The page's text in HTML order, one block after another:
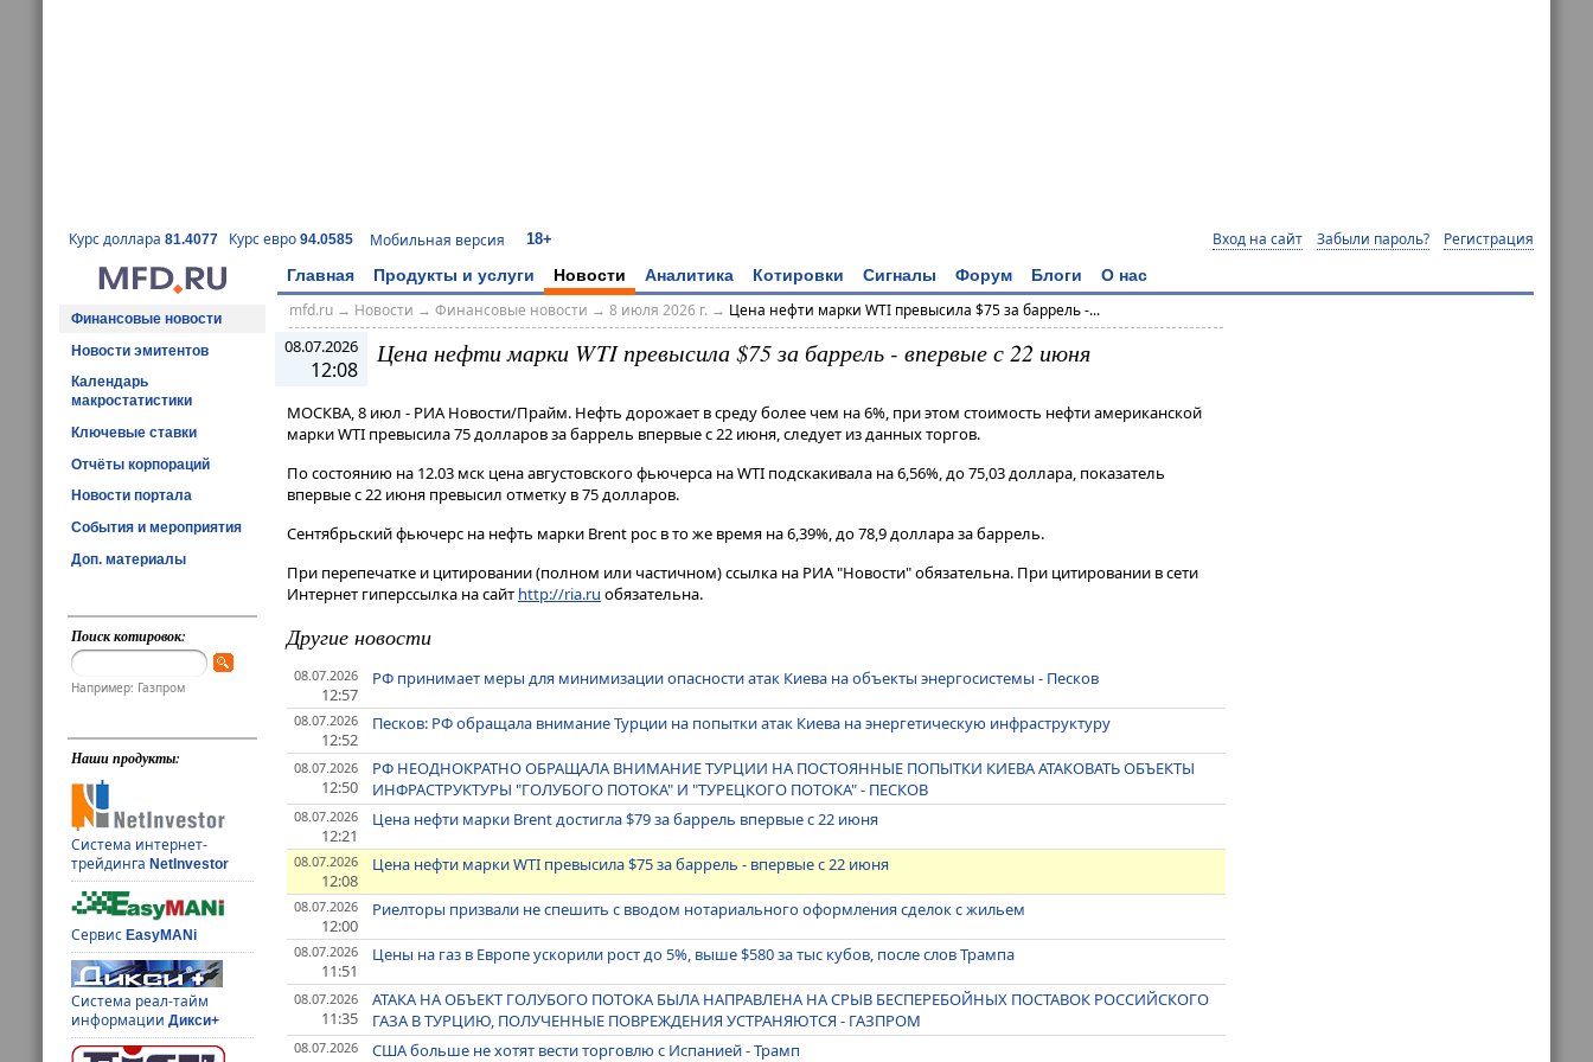
Курс доллара 81.4077 Курс евро 94.0585 Мобильная версия 18+ Вход на сайт Забыли пароль? Регистрация
Главная Продукты и услуги Новости Аналитика Котировки Сигналы Форум Блоги О нас
Финансовые новости
Новости эмитентов
Календарь
макростатистики
Ключевые ставки
Отчёты корпораций
Новости портала
События и мероприятия
Доп. материалы
Поиск котировок:
Например: Газпром
Наши продукты:
Система интернет-
трейдингаNetInvestor
СервисEasyMANi
Система реал-тайм
информацииДикси+
mfd.ru→ Новости → Финансовые новости → 8 июля 2026 г. → Цена нефти марки WTI превысила $75 за баррель -...
08.07.2026
12:08
Цена нефти марки WTI превысила $75 за баррель - впервые с 22 июня
МОСКВА, 8 июл - РИА Новости/Прайм. Нефть дорожает в среду более чем на 6%, при этом стоимость нефти американской
марки WTI превысила 75 долларов за баррель впервые с 22 июня, следует из данных торгов.
По состоянию на 12​​​.03 мск цена августовского фьючерса на WTI подскакивала на 6,56%, до 75,03 доллара, показатель
впервые с 22 июня превысил отметку в 75 долларов.
Сентябрьский фьючерс на нефть марки Brent рос в то же время на 6,39%, до 78,9 доллара за баррель.
При перепечатке и цитировании (полном или частичном) ссылка на РИА "Новости" обязательна. При цитировании в сети
Интернет гиперссылка на сайт http://ria.ru обязательна.
Другие новости
08.07.2026
12:57
РФ принимает меры для минимизации опасности атак Киева на объекты энергосистемы - Песков
08.07.2026
12:52
Песков: РФ обращала внимание Турции на попытки атак Киева на энергетическую инфраструктуру
08.07.2026
12:50
РФ НЕОДНОКРАТНО ОБРАЩАЛА ВНИМАНИЕ ТУРЦИИ НА ПОСТОЯННЫЕ ПОПЫТКИ КИЕВА АТАКОВАТЬ ОБЪЕКТЫ
ИНФРАСТРУКТУРЫ "ГОЛУБОГО ПОТОКА" И "ТУРЕЦКОГО ПОТОКА" - ПЕСКОВ
08.07.2026
12:21
Цена нефти марки Brent достигла $79 за баррель впервые с 22 июня
08.07.2026
12:08
Цена нефти марки WTI превысила $75 за баррель - впервые с 22 июня
08.07.2026
12:00
Риелторы призвали не спешить с вводом нотариального оформления сделок с жильем
08.07.2026
11:51
Цены на газ в Европе ускорили рост до 5%, выше $580 за тыс кубов, после слов Трампа
08.07.2026
11:35
АТАКА НА ОБЪЕКТ ГОЛУБОГО ПОТОКА БЫЛА НАПРАВЛЕНА НА СРЫВ БЕСПЕРЕБОЙНЫХ ПОСТАВОК РОССИЙСКОГО
ГАЗА В ТУРЦИЮ, ПОЛУЧЕННЫЕ ПОВРЕЖДЕНИЯ УСТРАНЯЮТСЯ - ГАЗПРОМ
08.07.2026 США больше не хотят вести торговлю с Испанией - Трамп